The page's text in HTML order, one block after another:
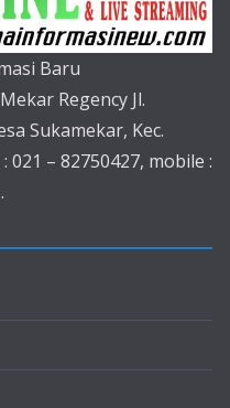
Baru
Regency Jl.
Sukamekar, Kec.
021 – 82750427, mobile :